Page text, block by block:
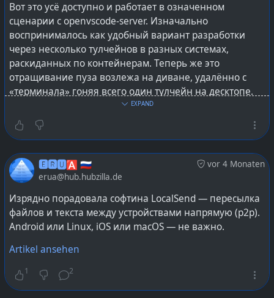
Вот это усё доступно и работает в означенном
сценарии с openvscode-server. Изначально
воспринималось как удобный вариант разработки
через несколько тулчейнов в разных системах,
раскиданных по контейнерам. Теперь же это
отращивание пуза возлежа на диване, удалённо с
«терминала» гоняя всего один тулчейн на десктопе.
Не пяти-шести в разных контейнерах, а всего одного
отжиматься, а на свежем воздухе гулять только ради
жарки шашлыков? Межсезонный депресняк плющит
#softwaredev#software #softwaredevelopment
#programming#vscode#vscodium #openvscode-server
EXPAND
vor 4 Monaten
🅴🆁🆄🅰 🇷🇺
erua@hub.hubzilla.de
Изрядно порадовала софтина LocalSend — пересылка
файлов и текста между устройствами напрямую (p2p).
Android или Linux, iOS или macOS — не важно.
Artikel ansehen
1 2